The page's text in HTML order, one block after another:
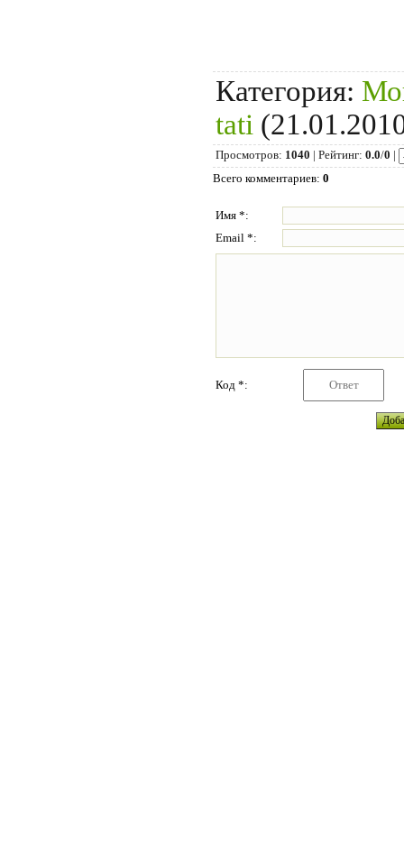
Категория:
tati
Просмотров: 1040 | Рейтинг: 0.0/0 |
Всего комментариев: 0
Имя *:
Email *:
Код *: